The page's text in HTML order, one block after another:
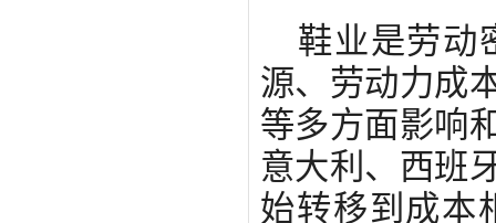
鞋业是劳动
源、劳动力成
等多方面影响
意大利、西班
始转移到成本